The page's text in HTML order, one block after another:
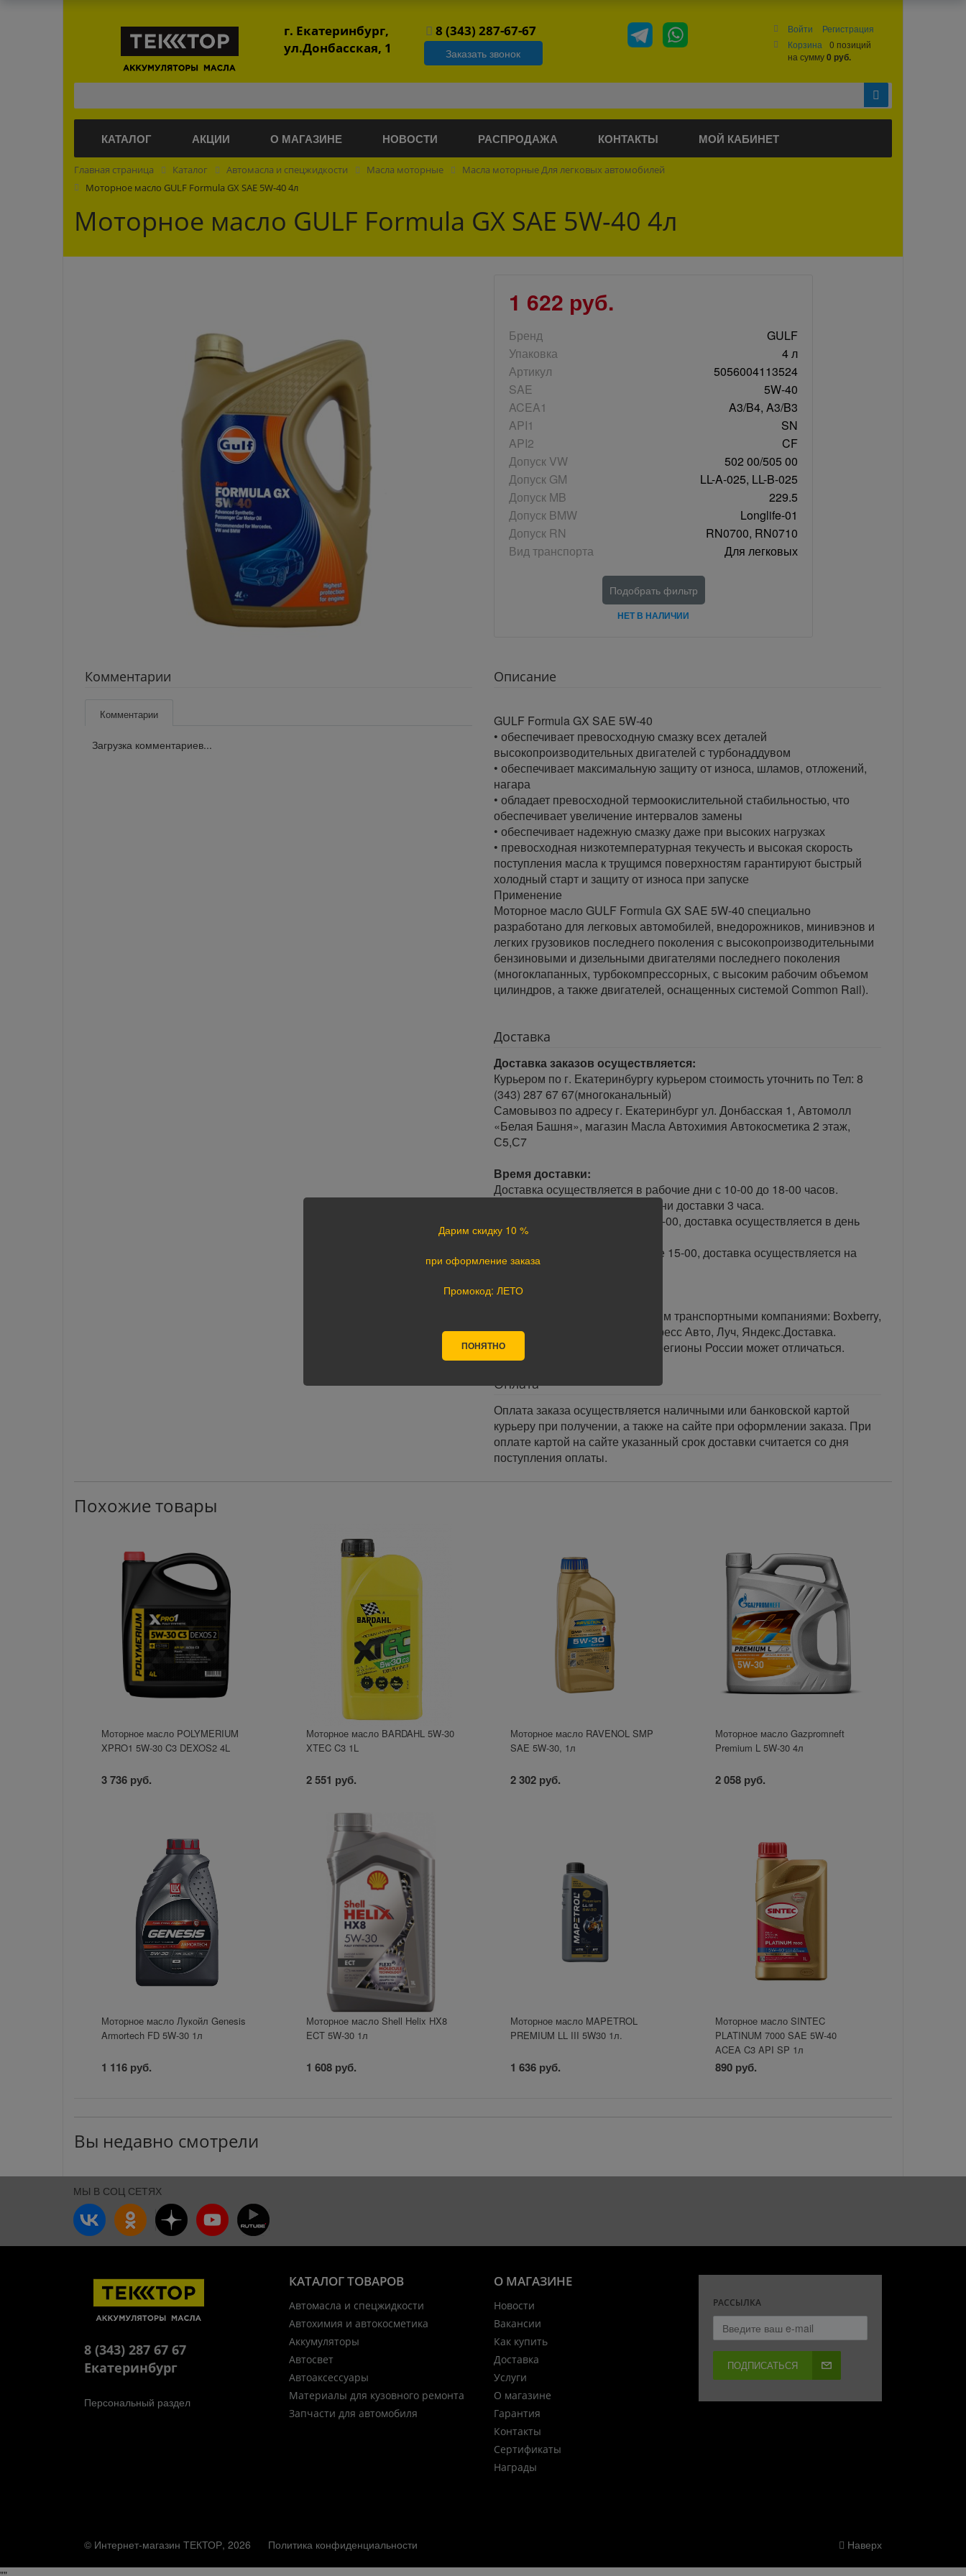
г. Екатеринбург,
ул.Донбасская, 1
8 (343) 287-67-67
Заказать звонок
Войти
Регистрация
Корзина
0 позиций
на сумму0 руб.
КАТАЛОГ АКЦИИ О МАГАЗИНЕ НОВОСТИ РАСПРОДАЖА КОНТАКТЫ МОЙ КАБИНЕТ
Главная страница Каталог Автомасла и спецжидкости Масла моторные
Масла моторные Для легковых автомобилей
Моторное масло GULF Formula GX SAE 5W-40 4л
Моторное масло GULF Formula GX SAE 5W-40 4л
1 622 руб.
Бренд
GULF
Упаковка
4 л
Артикул
5056004113524
SAE
5W-40
ACEA1
A3/B4, A3/B3
API1
SN
API2
CF
Допуск VW
502 00/505 00
Допуск GM
LL-A-025, LL-B-025
Допуск MB
229.5
Допуск BMW
Longlife-01
Допуск RN
RN0700, RN0710
Вид транспорта
Для легковых
Подобрать фильтр
НЕТ В НАЛИЧИИ
Комментарии
Комментарии
Загрузка комментариев...
Описание
GULF Formula GX SAE 5W-40
• обеспечивает превосходную смазку всех деталей
высокопроизводительных двигателей с турбонаддувом
• обеспечивает максимальную защиту от износа, шламов, отложений,
нагара
• обладает превосходной термоокислительной стабильностью, что
обеспечивает увеличение интервалов замены
• обеспечивает надежную смазку даже при высоких нагрузках
• превосходная низкотемпературная текучесть и высокая скорость
поступления масла к трущимся поверхностям гарантируют быстрый
холодный старт и защиту от износа при запуске
Применение
Моторное масло GULF Formula GX SAE 5W-40 специально
разработано для легковых автомобилей, внедорожников, минивэнов и
легких грузовиков последнего поколения с высокопроизводительными
бензиновыми и дизельными двигателями последнего поколения
(многоклапанных, турбокомпрессорных, с высоким рабочим объемом
цилиндров, а также двигателей, оснащенных системой Common Rail).
Доставка
Доставка заказов осуществляется:
Курьером по г. Екатеринбургу курьером стоимость уточнить по Тел: 8
(343) 287 67 67(многоканальный)
Самовывоз по адресу г. Екатеринбург ул. Донбасская 1, Автомолл
«Белая Башня», магазин Масла Автохимия Автокосметика 2 этаж,
С5,С7
Время доставки:
Доставка осуществляется в рабочие дни с 10-00 до 18-00 часов.
Минимальный интервал времени доставки 3 часа.
· При оформлении заказа до 15-00, доставка осуществляется в день
заказа.
· При оформлении заказа после 15-00, доставка осуществляется на
следующий день.
Доставка по России:
В любой уголок России доставим транспортными компаниями: Boxberry,
Почта России, ПЭК, GTD, Экспресс Авто, Луч, Яндекс.Доставка.
Стоимость доставки в разные регионы России может отличаться.
Оплата
Оплата заказа осуществляется наличными или банковской картой
курьеру при получении, а также на сайте при оформлении заказа. При
оплате картой на сайте указанный срок доставки считается со дня
поступления оплаты.
Похожие товары
Моторное масло POLYMERIUM
XPRO1 5W-30 C3 DEXOS2 4L
3 736 руб.
Моторное масло BARDAHL 5W-30
XTEC C3 1L
2 551 руб.
Моторное масло RAVENOL SMP
SAE 5W-30, 1л
2 302 руб.
Моторное масло Gazpromneft
Premium L 5W-30 4л
2 058 руб.
Моторное масло Лукойл Genesis
Armortech FD 5W-30 1л
1 116 руб.
Моторное масло Shell Helix HX8
ECT 5W-30 1л
1 608 руб.
Моторное масло MAPETROL
PREMIUM LL III 5W30 1л.
1 636 руб.
Моторное масло SINTEC
PLATINUM 7000 SAE 5W-40
ACEA C3 API SP 1л
890 руб.
Вы недавно смотрели
МЫ В СОЦ СЕТЯХ
О МАГАЗИНЕ
Новости
Вакансии
Как купить
Доставка
Услуги
О магазине
Гарантия
Контакты
Сертификаты
Награды
КАТАЛОГ ТОВАРОВ
Автомасла и спецжидкости
Автохимия и автокосметика
Аккумуляторы
Автосвет
Автоаксессуары
Материалы для кузовного ремонта
Запчасти для автомобиля
РАССЫЛКА
ПОДПИСАТЬСЯ
8 (343) 287 67 67
Екатеринбург
Персональный раздел
© Интернет-магазин ТЕКТОР, 2026 Политика конфиденциальности Наверх
Дарим скидку 10 %
при оформление заказа
Промокод: ЛЕТО
ПОНЯТНО